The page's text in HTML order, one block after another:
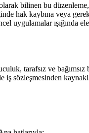
bilinen bu
hak kaybına veya
uygulamalar ışığında
tarafsız ve
iş sözleşmesinden